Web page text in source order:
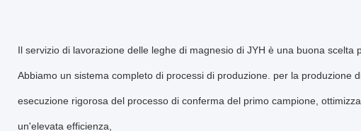
Il servizio di lavorazione delle leghe di magnesio di JYH è una buona scelta
Abbiamo un sistema completo di processi di produzione. per la produzione
esecuzione rigorosa del processo di conferma del primo campione,
un'elevata efficienza,